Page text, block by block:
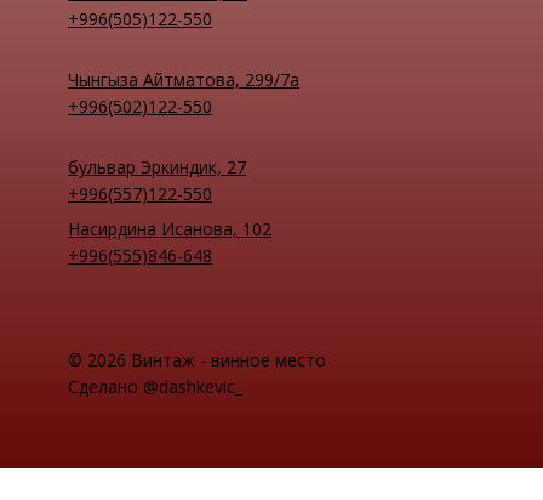
+996(505)122-550
Чынгыза Айтматова, 299/7а
+996(502)122-550
бульвар Эркиндик, 27
+996(557)122-550
Насирдина Исанова, 102
+996(555)846-648
© 2026 Винтаж - винное место
Сделано @dashkevic_